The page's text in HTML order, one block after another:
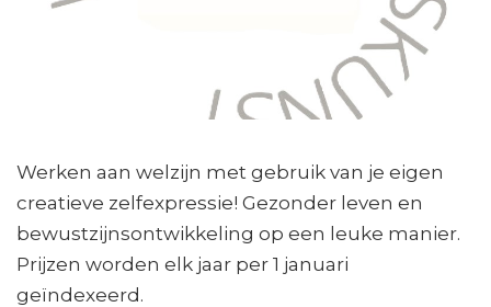
Werken aan welzijn met gebruik van je eigen
creatieve zelfexpressie! Gezonder leven en
bewustzijnsontwikkeling op een leuke manier.
Prijzen worden elk jaar per 1 januari
geïndexeerd.